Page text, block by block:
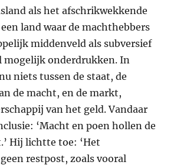
als het afschrikwekkende
land waar de machthebbers
middenveld als subversief
mogelijk onderdrukken. In
niets tussen de staat, de
de macht, en de markt,
van het geld. Vandaar
‘Macht en poen hollen de
Hij lichtte toe: ‘Het
restpost, zoals vooral